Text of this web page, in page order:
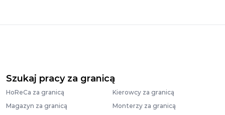
Szukaj pracy za granicą
HoReCa za granicą
Kierowcy za granicą
Magazyn za granicą
Monterzy za granicą